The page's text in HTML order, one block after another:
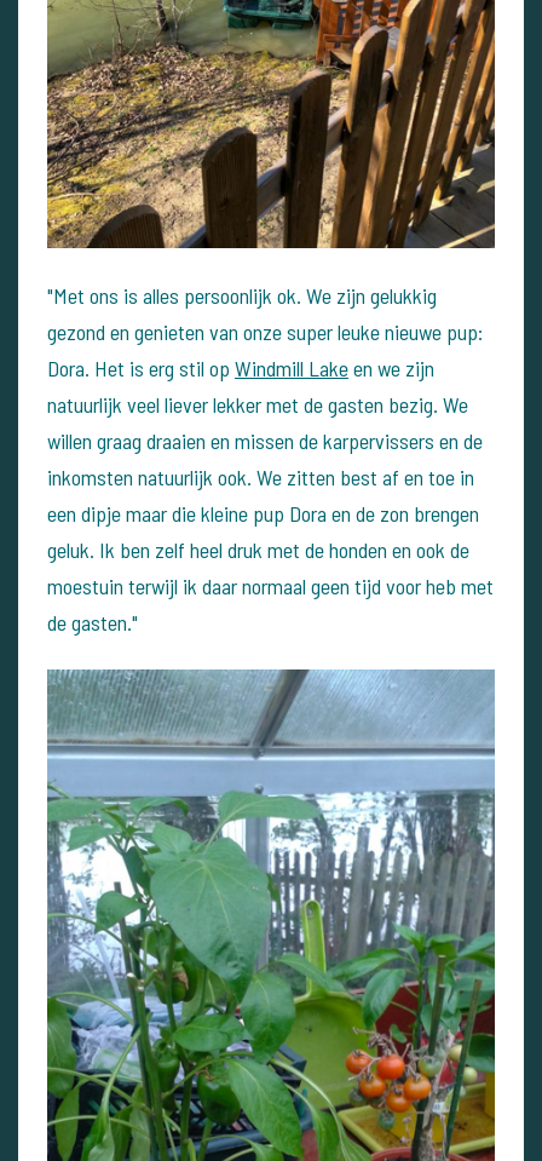
"Met ons is alles persoonlijk ok. We zijn gelukkig
gezond en genieten van onze super leuke nieuwe pup:
Dora. Het is erg stil op Windmill Lakeen we zijn
natuurlijk veel liever lekker met de gasten bezig. We
willen graag draaien en missen de karpervissers en de
inkomsten natuurlijk ook. We zitten best af en toe in
een dipje maar die kleine pup Dora en de zon brengen
geluk. Ik ben zelf heel druk met de honden en ook de
moestuin terwijl ik daar normaal geen tijd voor heb met
de gasten."